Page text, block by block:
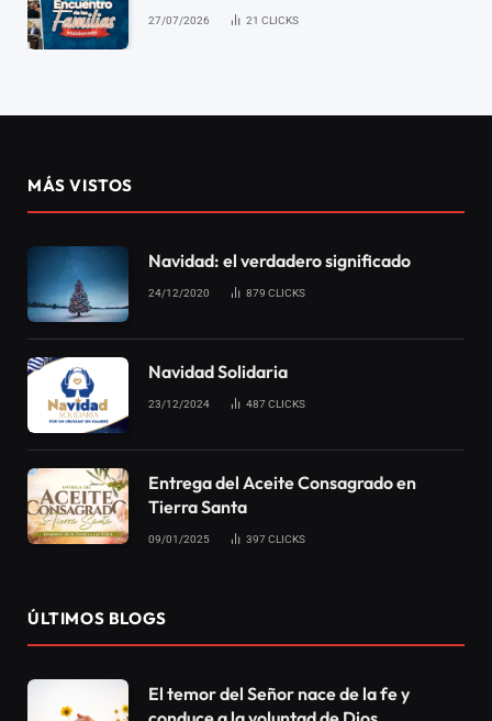
27/07/2026 21 CLICKS
MÁS VISTOS
Navidad: el verdadero significado
24/12/2020 879 CLICKS
Navidad Solidaria
23/12/2024 487 CLICKS
Entrega del Aceite Consagrado en
Tierra Santa
09/01/2025 397 CLICKS
ÚLTIMOS BLOGS
El temor del Señor nace de la fe y